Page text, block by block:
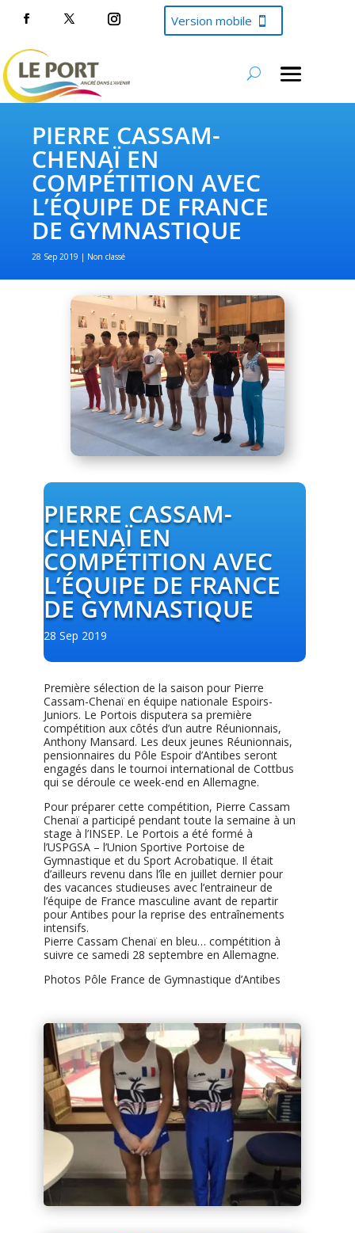
Version mobile
PIERRE CASSAM-
CHENAÏ EN
COMPÉTITION AVEC
L’ÉQUIPE DE FRANCE
DE GYMNASTIQUE
28 Sep 2019 Non classé
PIERRE CASSAM-
CHENAÏ EN
COMPÉTITION AVEC
L’ÉQUIPE DE FRANCE
DE GYMNASTIQUE
28 Sep 2019
Première sélection de la saison pour Pierre
Cassam-Chenaï en équipe nationale Espoirs-
Juniors. Le Portois disputera sa première
compétition aux côtés d’un autre Réunionnais,
Anthony Mansard. Les deux jeunes Réunionnais,
pensionnaires du Pôle Espoir d’Antibes seront
engagés dans le tournoi international de Cottbus
qui se déroule ce week-end en Allemagne.
Pour préparer cette compétition, Pierre Cassam
Chenaï a participé pendant toute la semaine à un
stage à l’INSEP. Le Portois a été formé à
l’USPGSA – l’Union Sportive Portoise de
Gymnastique et du Sport Acrobatique. Il était
d’ailleurs revenu dans l’île en juillet dernier pour
des vacances studieuses avec l’entraineur de
l’équipe de France masculine avant de repartir
pour Antibes pour la reprise des entraînements
intensifs.
Pierre Cassam Chenaï en bleu… compétition à
suivre ce samedi 28 septembre en Allemagne.
Photos Pôle France de Gymnastique d’Antibes